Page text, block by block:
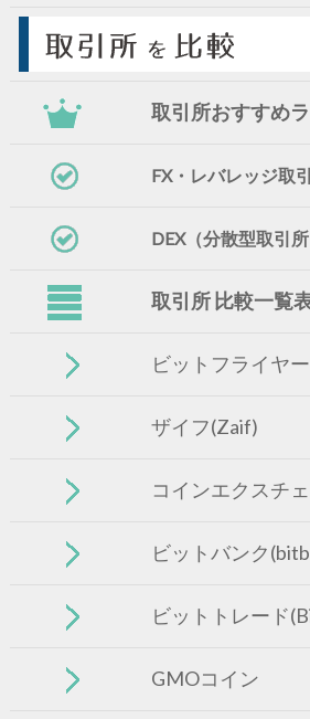
取引所おすすめ
FX・レバレッジ取
DEX（分散型取引
取引所 比較一覧
ビットフライヤ
ザイフ(Zaif)
コインエクスチ
ビットバンク
ビットトレード
GMOコイン